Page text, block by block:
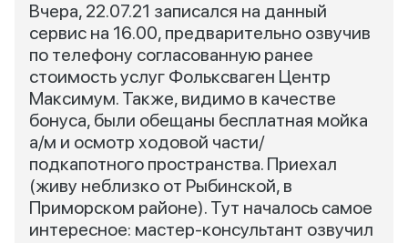
Вчера, 22.07.21 записался на данный
сервис на 16.00, предварительно озвучив
по телефону согласованную ранее
стоимость услуг Фольксваген Центр
Максимум. Также, видимо в качестве
бонуса, были обещаны бесплатная мойка
а/м и осмотр ходовой части/
подкапотного пространства. Приехал
(живу неблизко от Рыбинской, в
Приморском районе). Тут началось самое
интересное: мастер-консультант озвучил